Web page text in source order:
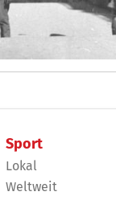
Sport
Lokal
Weltweit